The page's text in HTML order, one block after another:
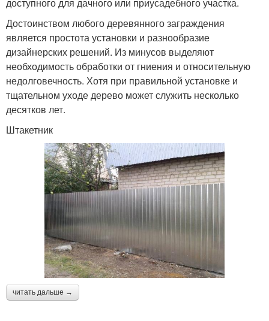
доступного для дачного или приусадебного участка.
Достоинством любого деревянного заграждения
является простота установки и разнообразие
дизайнерских решений. Из минусов выделяют
необходимость обработки от гниения и относительную
недолговечность. Хотя при правильной установке и
тщательном уходе дерево может служить несколько
десятков лет.
Штакетник
читать дальше →